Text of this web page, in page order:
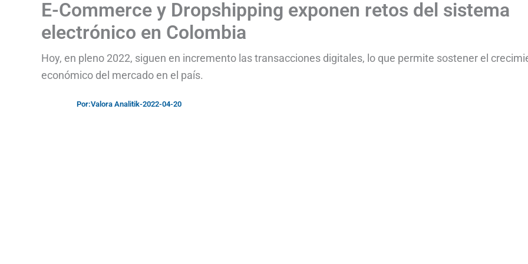
E-Commerce y Dropshipping exponen retos del sistema
electrónico en Colombia
Hoy, en pleno 2022, siguen en incremento las transacciones digitales, lo que permite sostener el
económico del mercado en el país.
Por:Valora Analitik-2022-04-20